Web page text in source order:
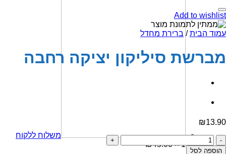
משלוח ללקוח
1 ×
₪45.00
Add to wishlist
עמוד הבית / ברירת מחדל
מברשת סיליקון יציקה רחבה
₪13.90
כמות
של
הוספה לסל